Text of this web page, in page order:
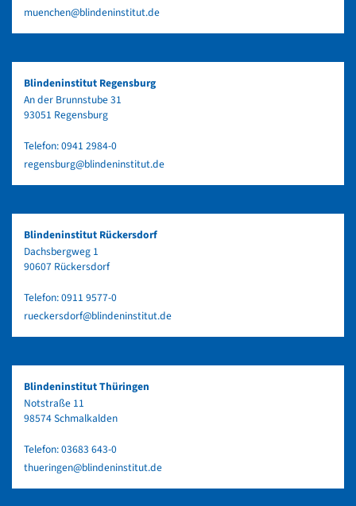
muenchen@blindeninstitut.de
Blindeninstitut Regensburg
An der Brunnstube 31
93051 Regensburg
Telefon:0941 2984-0
regensburg@blindeninstitut.de
Blindeninstitut Rückersdorf
Dachsbergweg 1
90607 Rückersdorf
Telefon:0911 9577-0
rueckersdorf@blindeninstitut.de
Blindeninstitut Thüringen
Notstraße 11
98574 Schmalkalden
Telefon:03683 643-0
thueringen@blindeninstitut.de